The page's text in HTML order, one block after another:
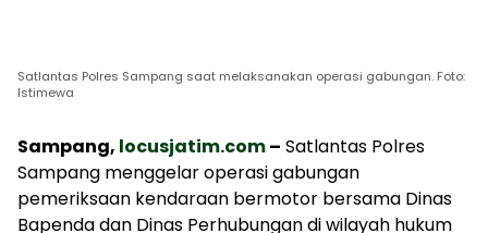
Satlantas Polres Sampang saat melaksanakan operasi gabungan. Foto:
Istimewa
Sampang, locusjatim.com– Satlantas Polres
Sampang menggelar operasi gabungan
pemeriksaan kendaraan bermotor bersama Dinas
Bapenda dan Dinas Perhubungan di wilayah hukum